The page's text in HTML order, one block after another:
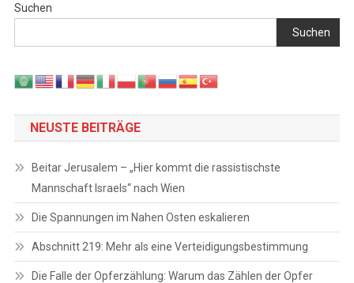
Suchen
Suchen
NEUSTE BEITRÄGE
Beitar Jerusalem – „Hier kommt die rassistischste
Mannschaft Israels“ nach Wien
Die Spannungen im Nahen Osten eskalieren
Abschnitt 219: Mehr als eine Verteidigungsbestimmung
Die Falle der Opferzählung: Warum das Zählen der Opfer